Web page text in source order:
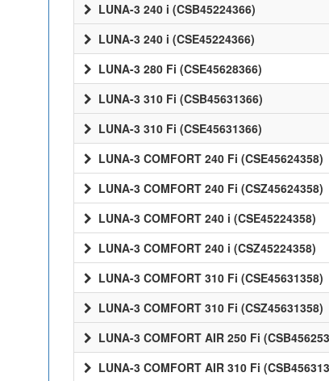
LUNA-3 240 i (CSB45224366)
LUNA-3 240 i (CSE45224366)
LUNA-3 280 Fi (CSE45628366)
LUNA-3 310 Fi (CSB45631366)
LUNA-3 310 Fi (CSE45631366)
LUNA-3 COMFORT 240 Fi (CSE45624358)
LUNA-3 COMFORT 240 Fi (CSZ45624358)
LUNA-3 COMFORT 240 i (CSE45224358)
LUNA-3 COMFORT 240 i (CSZ45224358)
LUNA-3 COMFORT 310 Fi (CSE45631358)
LUNA-3 COMFORT 310 Fi (CSZ45631358)
LUNA-3 COMFORT AIR 250 Fi
LUNA-3 COMFORT AIR 310 Fi